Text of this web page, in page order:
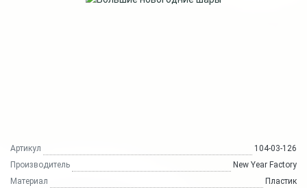
Артикул
104-03-126
Производитель
New Year Factory
Материал
Пластик